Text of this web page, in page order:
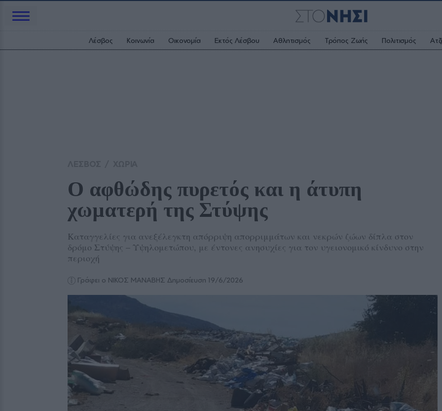
Λέσβος Κοινωνία Οικονομία Εκτός Λέσβου Αθλητισμός Τρόπος Ζωής Πολιτισμός
Ο αφθώδης πυρετός και η άτυπη
χωματερή της Στύψης
Καταγγελίες για ανεξέλεγκτη απόρριψη απορριμμάτων και νεκρών ζώων δίπλα στον
δρόμο Στύψης – Υψηλομετώπου, με έντονες ανησυχίες για τον υγειονομικό κίνδυνο στην
περιοχή
Γράφει ο ΝΙΚΟΣ ΜΑΝΑΒΗΣ Δημοσίευση 19/6/2026